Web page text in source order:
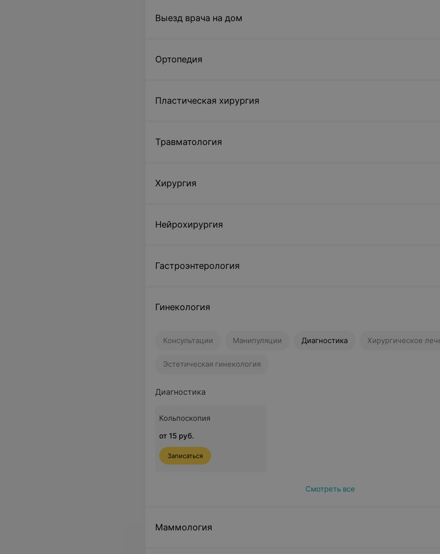
Выезд врача на дом
Ортопедия
Пластическая хирургия
Травматология
Хирургия
Нейрохирургия
Гастроэнтерология
Гинекология
Консультации Манипуляции Диагностика Хирургическое
Эстетическая гинекология
Диагностика
Кольпоскопия
от 15 руб.
Записаться
Смотреть все
Маммология